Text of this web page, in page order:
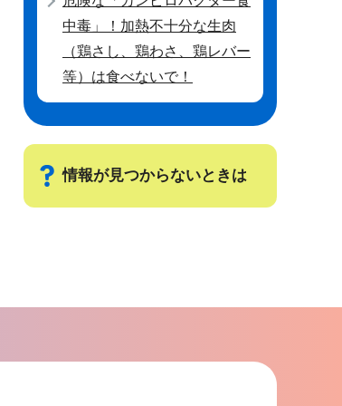
中毒」！加熱不十分な生肉
（鶏さし、鶏わさ、鶏レバー
等）は食べないで！
情報が見つからないときは
ー